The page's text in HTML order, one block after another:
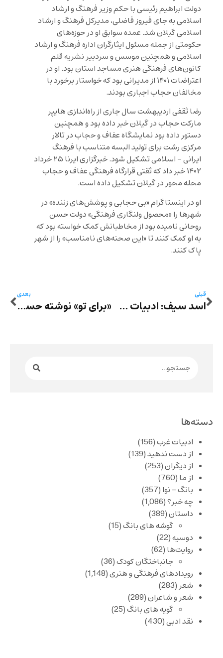
دولت ابراهیم رئيسی با حکم وزیر فرهنگ و ارشاد
اسلامی به جای فیروز فاضلی، مدیرکل فرهنگ و ارشاد
اسلامی گیلان شد. عمده سوابق او در حوزه‌های
حکومتی از جمله مسئول ایثارگران اداره فرهنگ و ارشاد
اسلامی و همچنین موسس و سردبیر نشریه قلم
کانون‌های فرهنگی هنری مساجد استان بود. او در
اعتراضات ۱۴۰۱ از مدیرانی بود که خواستار برخورد با
مخالفان حجاب اجباری بودند.
رضا ثقفی اردیبهشت سال جاری از راه‌اندازی هایپر
مارکت حجاب در گیلان خبر داده بود و همچنین
دستور داده بود نمایشگاه عفاف و حجاب در تالار
مرکزی رشت برای تولید البسه متناسب با فرهنگ
ایرانی – اسلامی تشکیل شود. خبرگزاری ایرنا ۲۵ خرداد
۱۴۰۲ خبر داد که ثقتی قرارگاه فرهنگی عفاف و حجاب
محله محور در گیلان تشکیل داده است.
او در اینستاگرام «بی حجابی و پوشش‌های زننده» در
شهرها را «محصول ولنگاری فرهنگی» دولت حسن
روحانی نامیده بود از مخاطبانش کمک خواسته بود که
به او کمک کنند تا «این صحنه‌های نامناسب» را از شهر
پاک کنند.
قبلی
اسد سیف: ادبیات سرگرمی
بعدی
«برای تو» نوشته حسین نوش‌آذر در نشر مهری
دسته‌ها
ادبیات غرب(156)
از دست ندهید(139)
از دیگران(253)
از ما (760)
بانگ – نوا (357)
چه خبر؟(1,086)
داستان(389)
گوشه های بانگ(15)
دوسیه(22)
روایت‌ها (62)
جانباختگان کودک(36)
رویدادهای فرهنگی و هنری(1,148)
شعر(283)
شعر و شاعران(289)
گویه های بانگ(25)
نقد ادبی(430)